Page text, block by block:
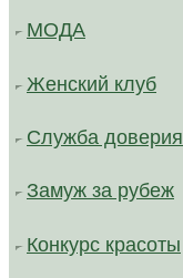
МОДА
Женский клуб
Служба доверия
Замуж за рубеж
Конкурс красоты